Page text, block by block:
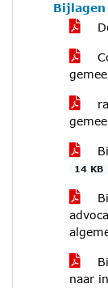
Bijlagen
14 KB
naar